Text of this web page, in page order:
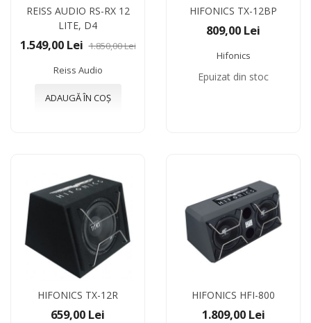
REISS AUDIO RS-RX 12
LITE, D4
1.549,00 Lei 1.850,00 Lei
Reiss Audio
ADAUGĂ ÎN COȘ
HIFONICS TX-12BP
809,00 Lei
Hifonics
Epuizat din stoc
HIFONICS TX-12R
659,00 Lei
HIFONICS HFI-800
1.809,00 Lei